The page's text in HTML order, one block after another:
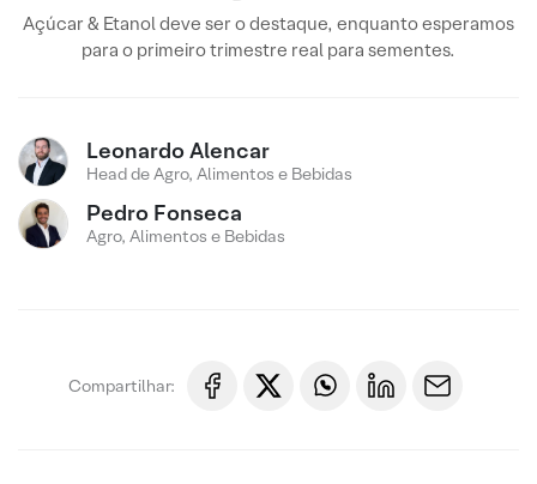
Açúcar & Etanol deve ser o destaque, enquanto esperamos
para o primeiro trimestre real para sementes.
Leonardo Alencar
Head de Agro, Alimentos e Bebidas
Pedro Fonseca
Agro, Alimentos e Bebidas
Compartilhar: